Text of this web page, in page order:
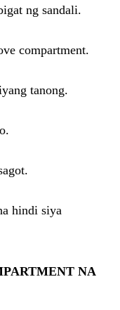
ng sandali.
compartment.
tanong.
hindi siya
NA